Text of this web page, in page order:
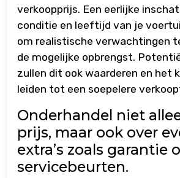
verkoopprijs. Een eerlijke
conditie en leeftijd van je
om realistische verwachtingen
de mogelijke opbrengst.
zullen dit ook waarderen en het
leiden tot een soepelere
Onderhandel niet
prijs, maar ook over
extra’s zoals garantie
servicebeurten.